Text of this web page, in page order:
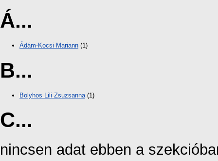
Á...
Ádám-Kocsi Mariann (1)
B...
Bolyhos Lili Zsuzsanna (1)
C...
nincsen adat ebben a